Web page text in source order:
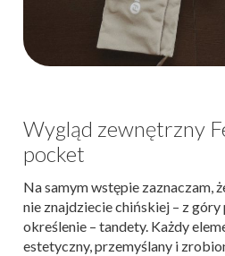
Wygląd zewnętrzny
pocket
Na samym wstępie zaznaczam,
nie znajdziecie chińskiej – z
określenie – tandety. Każdy
estetyczny, przemyślany i